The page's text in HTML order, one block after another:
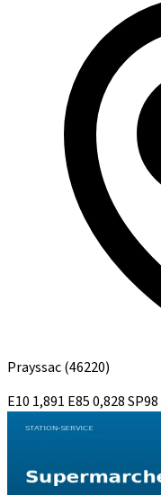
Prayssac(46220)
E10 1,891 E850,828SP98